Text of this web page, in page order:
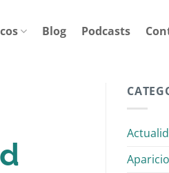
Blog Podcasts